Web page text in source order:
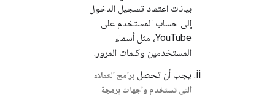
بيانات اعتماد تسجيل الدخول
إلى حساب المستخدم على
YouTube، مثل أسماء
المستخدمين وكلمات المرور.
يجب أن تحصل برامج العملاء
التي تستخدم واجهات برمجة